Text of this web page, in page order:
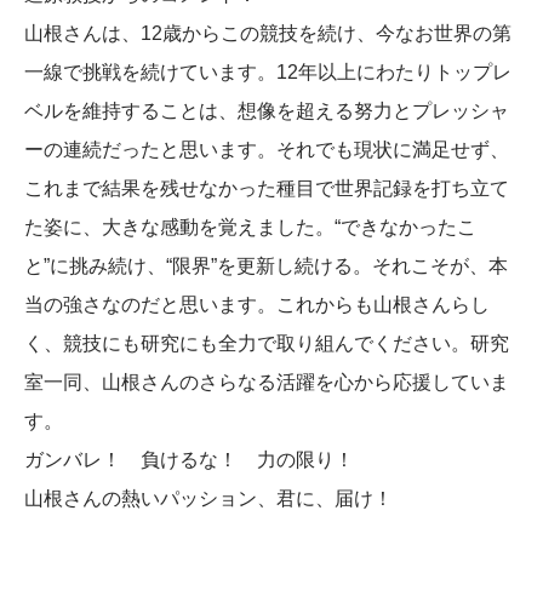
山根さんは、12歳からこの競技を続け、今なお世界の第
一線で挑戦を続けています。12年以上にわたりトップレ
ベルを維持することは、想像を超える努力とプレッシャ
ーの連続だったと思います。それでも現状に満足せず、
これまで結果を残せなかった種目で世界記録を打ち立て
た姿に、大きな感動を覚えました。“できなかったこ
と”に挑み続け、“限界”を更新し続ける。それこそが、本
当の強さなのだと思います。これからも山根さんらし
く、競技にも研究にも全力で取り組んでください。研究
室一同、山根さんのさらなる活躍を心から応援していま
す。
ガンバレ！ 負けるな！ 力の限り！
山根さんの熱いパッション、君に、届け！